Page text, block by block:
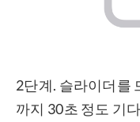
2단계. 슬라이더를
까지 30초 정도 기